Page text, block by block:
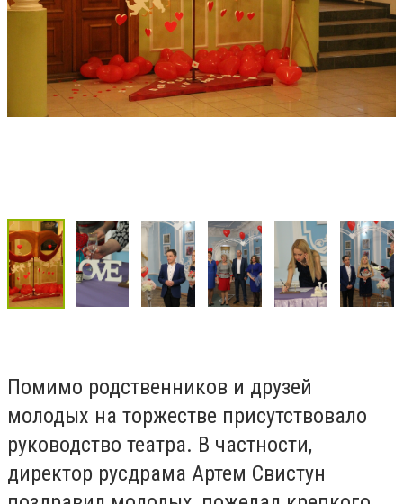
Помимо родственников и друзей
молодых на торжестве присутствовало
руководство театра. В частности,
директор русдрама Артем Свистун